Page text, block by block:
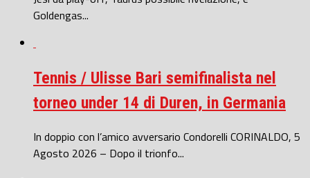
Goldengas...
Tennis / Ulisse Bari semifinalista nel
torneo under 14 di Duren, in Germania
In doppio con l’amico avversario Condorelli CORINALDO, 5
Agosto 2026 – Dopo il trionfo...